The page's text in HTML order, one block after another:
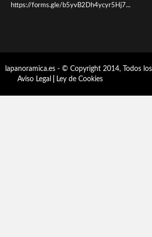
https://forms.gle/b5yvB2Dh4ycyr5Hj7...
lapanoramica.es - © Copyright 2014, Todos
Aviso Legal
Ley de Cookies